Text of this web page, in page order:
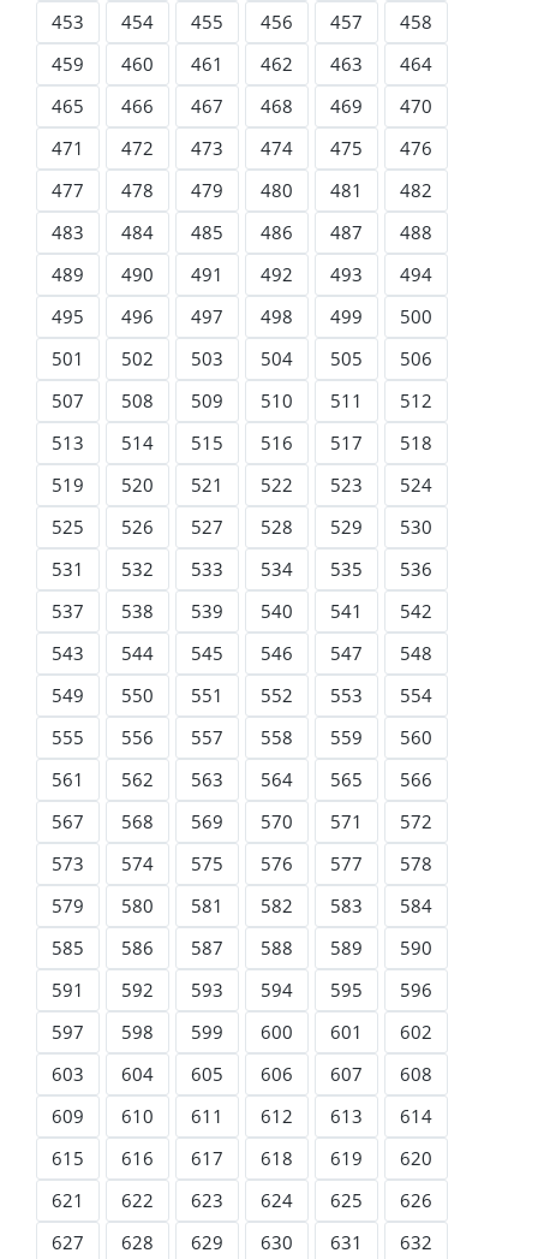
453 454 455 456 457
458
459
460 461 462 463
464
465
466 467 468 469
470
471
472 473 474 475
476
477
478 479 480 481
482
483
484 485 486 487
488
489
490 491 492 493
494
495
496 497 498 499
500
501
502 503 504 505
506
507
508 509 510 511
512
513
514 515 516 517
518
519
520 521 522 523
524
525
526 527 528 529
530
531
532 533 534 535
536
537
538 539 540 541
542
543
544 545 546 547
548
549
550 551 552 553
554
555
556 557 558 559
560
561
562 563 564 565
566
567
568 569 570 571
572
573
574 575 576 577
578
579
580 581 582 583
584
585
586 587 588 589
590
591
592 593 594 595
596
597
598 599 600 601
602
603
604 605 606 607
608
609
610 611 612 613
614
615
616 617 618 619
620
621
622 623 624 625
626
627
628 629 630 631
632